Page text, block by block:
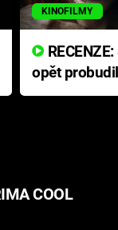
KINOFILMY
opět
přichází s
COOL